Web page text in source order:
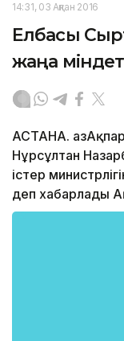
14:31, 03 Ақпан 2016
Елбасы
жаңа
АСТАНА.
Нұрсұлтан
істер
деп хабарлады